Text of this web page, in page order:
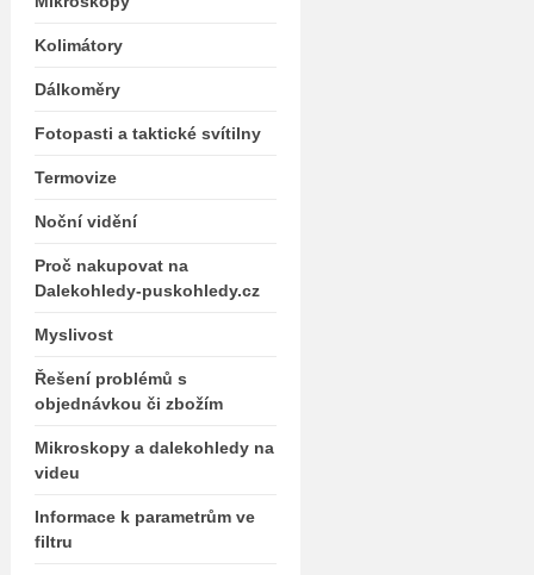
Kolimátory
Dálkoměry
Fotopasti a taktické svítilny
Termovize
Noční vidění
Proč nakupovat na
Dalekohledy-puskohledy.cz
Myslivost
Řešení problémů s
objednávkou či zbožím
Mikroskopy a dalekohledy na
videu
Informace k parametrům ve
filtru